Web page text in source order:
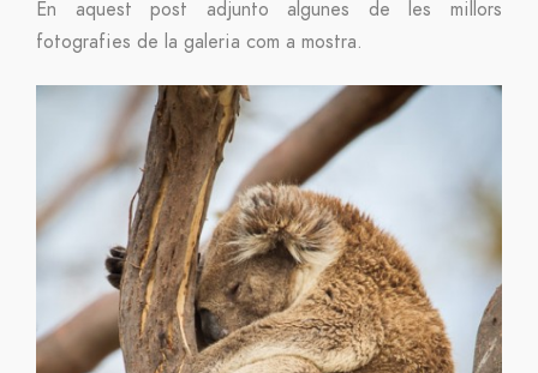
En aquest post adjunto algunes de les millors
fotografies de la galeria com a mostra.